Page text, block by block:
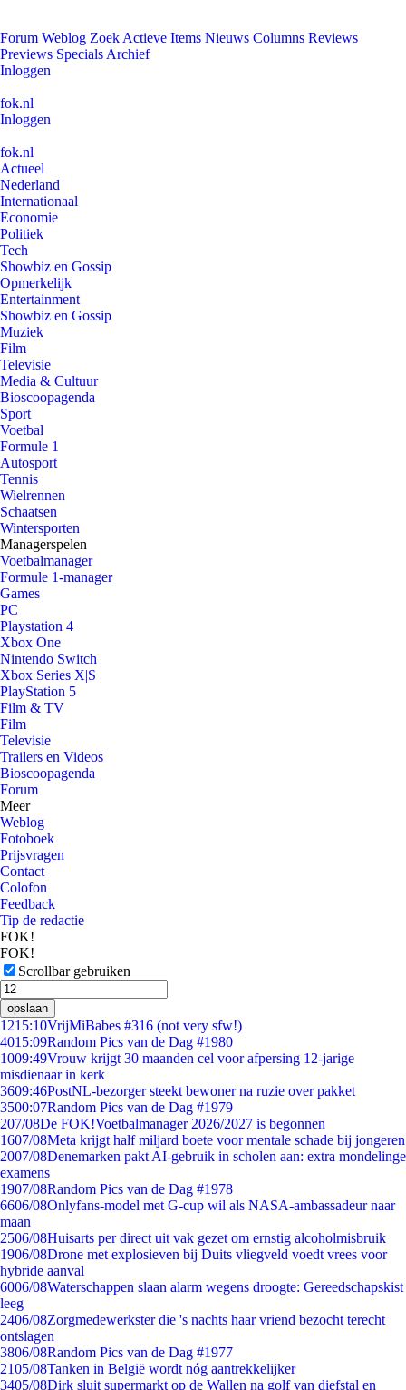
Forum Weblog Zoek Actieve Items Nieuws Columns Reviews
Previews Specials Archief
Inloggen
fok.nl
Inloggen
fok.nl
Actueel
Nederland
Internationaal
Economie
Politiek
Tech
Showbiz en Gossip
Opmerkelijk
Entertainment
Showbiz en Gossip
Muziek
Film
Televisie
Media & Cultuur
Bioscoopagenda
Sport
Voetbal
Formule 1
Autosport
Tennis
Wielrennen
Schaatsen
Wintersporten
Managerspelen
Voetbalmanager
Formule 1-manager
Games
PC
Playstation 4
Xbox One
Nintendo Switch
Xbox Series X|S
PlayStation 5
Film & TV
Film
Televisie
Trailers en Videos
Bioscoopagenda
Forum
Meer
Weblog
Fotoboek
Prijsvragen
Contact
Colofon
Feedback
Tip de redactie
FOK!
FOK!
Scrollbar gebruiken
opslaan
1215:10VrijMiBabes #316 (not very sfw!)
4015:09Random Pics van de Dag #1980
1009:49Vrouw krijgt 30 maanden cel voor afpersing 12-jarige
misdienaar in kerk
3609:46PostNL-bezorger steekt bewoner na ruzie over pakket
3500:07Random Pics van de Dag #1979
207/08De FOK!Voetbalmanager 2026/2027 is begonnen
1607/08Meta krijgt half miljard boete voor mentale schade bij jongeren
2007/08Denemarken pakt AI-gebruik in scholen aan: extra mondelinge
examens
1907/08Random Pics van de Dag #1978
6606/08Onlyfans-model met G-cup wil als NASA-ambassadeur naar
maan
2506/08Huisarts per direct uit vak gezet om ernstig alcoholmisbruik
1906/08Drone met explosieven bij Duits vliegveld voedt vrees voor
hybride aanval
6006/08Waterschappen slaan alarm wegens droogte: Gereedschapskist
leeg
2406/08Zorgmedewerkster die 's nachts haar vriend bezocht terecht
ontslagen
3806/08Random Pics van de Dag #1977
2105/08Tanken in België wordt nóg aantrekkelijker
3405/08Dirk sluit supermarkt op de Wallen na golf van diefstal en